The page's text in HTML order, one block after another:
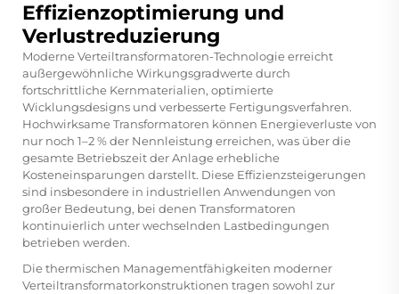
Effizienzoptimierung und
Verlustreduzierung
Moderne Verteiltransformatoren-Technologie erreicht
außergewöhnliche Wirkungsgradwerte durch
fortschrittliche Kernmaterialien, optimierte
Wicklungsdesigns und verbesserte Fertigungsverfahren.
Hochwirksame Transformatoren können Energieverluste von
nur noch 1–2 % der Nennleistung erreichen, was über die
gesamte Betriebszeit der Anlage erhebliche
Kosteneinsparungen darstellt. Diese Effizienzsteigerungen
sind insbesondere in industriellen Anwendungen von
großer Bedeutung, bei denen Transformatoren
kontinuierlich unter wechselnden Lastbedingungen
betrieben werden.
Die thermischen Managementfähigkeiten moderner
Verteiltransformatorkonstruktionen tragen sowohl zur